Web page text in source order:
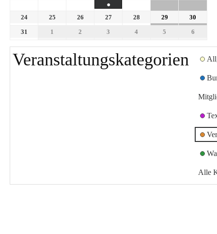
●
24 25 26 27 28 29
30
31
1 2 3 4 5 6
Veranstaltungskategorien
Alle